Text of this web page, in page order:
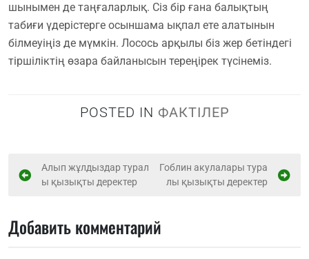
шынымен де таңғаларлық. Сіз бір ғана балықтың
табиғи үдерістерге осыншама ықпал ете алатынын
білмеуіңіз де мүмкін. Лосось арқылы біз жер бетіндегі
тіршіліктің өзара байланысын тереңірек түсінеміз.
POSTED IN ФАКТІЛЕР
Н
и
Алып жұлдыздар турал
ы қызықты деректер
Гоблин акулалары тура
лы қызықты деректер
Добавить комментарий